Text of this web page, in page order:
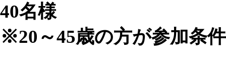
40名様
※20～45歳の方が参加条